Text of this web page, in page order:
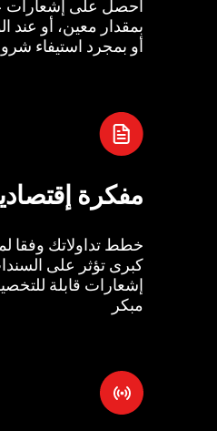
احصل على إشعارات
بمقدار معين، أو
أو بمجرد استيفاء
مفكرة
خطط تداولاتك وفقا
كبرى تؤثر على
إشعارات قابلة
مبكر